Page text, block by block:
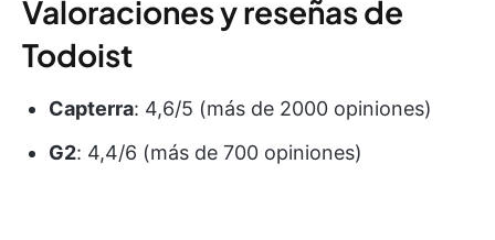
Valoraciones y reseñas de
Todoist
Capterra: 4,6/5 (más de 2000 opiniones)
G2: 4,4/6 (más de 700 opiniones)